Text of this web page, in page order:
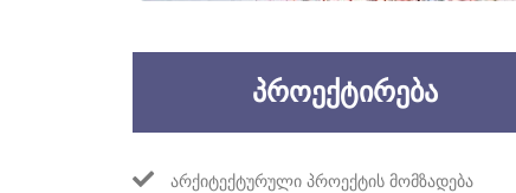
ᲞᲠᲝᲔᲥᲢᲘᲠᲔᲑᲐ
ᲐᲠᲥᲘᲢᲔᲥᲢᲣᲠᲣᲚᲘ ᲞᲠᲝᲔᲥᲢᲘᲡ ᲛᲝᲛᲖᲐᲓᲔᲑᲐ